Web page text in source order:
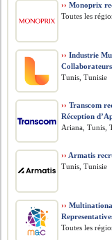
›› Monoprix
Toutes les
›› Industrie
Collaborateurs
Tunis, Tunisie
›› Transcom
Réception
Ariana, Tunis,
›› Armatis
Tunis, Tunisie
››
Toutes les